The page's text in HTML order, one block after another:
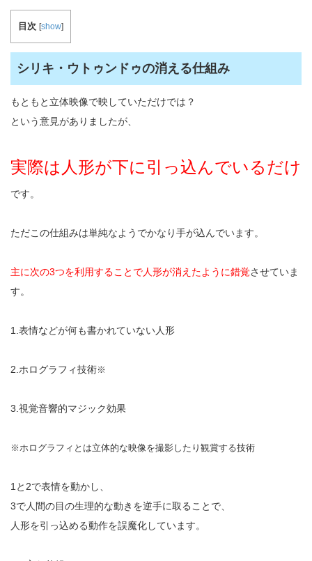
目次 [show]
シリキ・ウトゥンドゥの消える仕組み
もともと立体映像で映していただけでは？
という意見がありましたが、
実際は人形が下に引っ込んでいるだけ
です。
ただこの仕組みは単純なようでかなり手が込んでいます。
主に次の3つを利用することで人形が消えたように錯覚させていま
す。
1.表情などが何も書かれていない人形
2.ホログラフィ技術※
3.視覚音響的マジック効果
※ホログラフィとは立体的な映像を撮影したり観賞する技術
1と2で表情を動かし、
3で人間の目の生理的な動きを逆手に取ることで、
人形を引っ込める動作を誤魔化しています。